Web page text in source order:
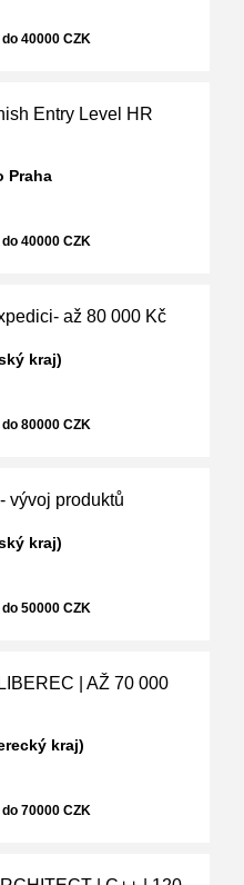
40000 CZK
Entry Level HR
Praha
40000 CZK
až 80 000 Kč
kraj)
80000 CZK
vývoj produktů
kraj)
50000 CZK
| AŽ 70 000
kraj)
70000 CZK